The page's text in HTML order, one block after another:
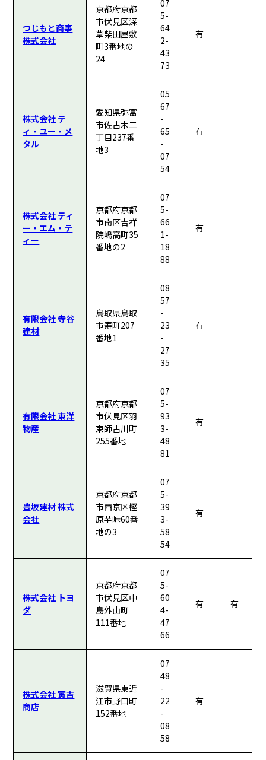
つじもと商事
株式会社
京都府京都
市伏見区深
草柴田屋敷
町3番地の
24
07
5-
64
2-
43
73
有
株式会社 テ
ィ・ユー・メ
タル
愛知県弥富
市佐古木二
丁目237番
地3
05
67
-
65
-
07
54
有
株式会社 ティ
ー・エム・テ
ィー
京都府京都
市南区吉祥
院嶋高町35
番地の2
07
5-
66
1-
18
88
有
有限会社 寺谷
建材
鳥取県鳥取
市寿町207
番地1
08
57
-
23
-
27
35
有
有限会社 東洋
物産
京都府京都
市伏見区羽
束師古川町
255番地
07
5-
93
3-
48
81
有
豊坂建材 株式
会社
京都府京都
市西京区樫
原芋峠60番
地の3
07
5-
39
3-
58
54
有
株式会社 トヨ
ダ
京都府京都
市伏見区中
島外山町
111番地
07
5-
60
4-
47
66
有 有
株式会社 寅吉
商店
滋賀県東近
江市野口町
152番地
07
48
-
22
-
08
58
有